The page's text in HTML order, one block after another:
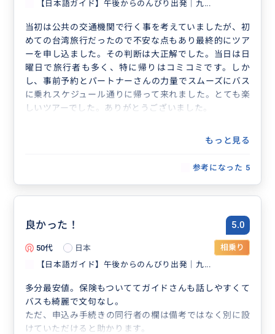
【日本語ガイド】午後からのんびり出発｜九...
当初は公共の交通機関で行く事を考えていましたが、初
めての台湾旅行だったので不安な点もあり最終的にツア
ーを申し込ました。その判断は大正解でした。当日は日
曜日で旅行者も多く、特に帰りはコミコミです。しか
し、事前予約とパートナーさんの力量でスムーズにバス
に乗れスケジュール通りに帰って来れました。とても楽
しいツアーでした。ありがとうございました。
もっと見る
参考になった 5
良かった！ 5.0
50代 日本
相乗り
【日本語ガイド】午後からのんびり出発｜九...
多分最安値。保険もついててガイドさんも話しやすくて
バスも綺麗で文句なし。
ただ、申込み手続きの同行者の欄は備考ではなく別に設
けていただけると助かります。